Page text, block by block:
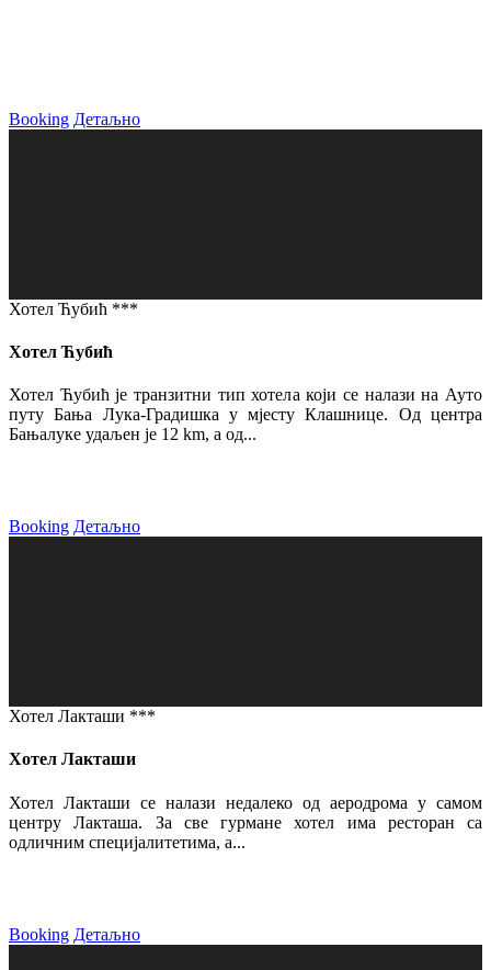
Booking Детаљно
Хотел Ћубић ***
Хотел Ћубић
Хотел Ћубић је транзитни тип хотела који се налази на Ауто
путу Бања Лука-Градишка у мјесту Клашнице. Од центра
Бањалуке удаљен је 12 km, а од...
Booking Детаљно
Хотел Лакташи ***
Хотел Лакташи
Хотел Лакташи се налази недалеко од аеродрома у самом
центру Лакташа. За све гурмане хотел има ресторан са
одличним специјалитетима, а...
Booking Детаљно